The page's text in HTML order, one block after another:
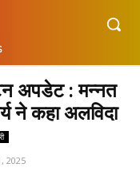
अपडेट : मन्नत
ने कहा अलविदा
2025